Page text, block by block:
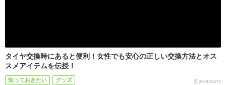
タイヤ交換時にあると便利！女性でも安心の正しい交換方法とオス
スメアイテムを伝授！
知っておきたい グッズ 2019/03/15